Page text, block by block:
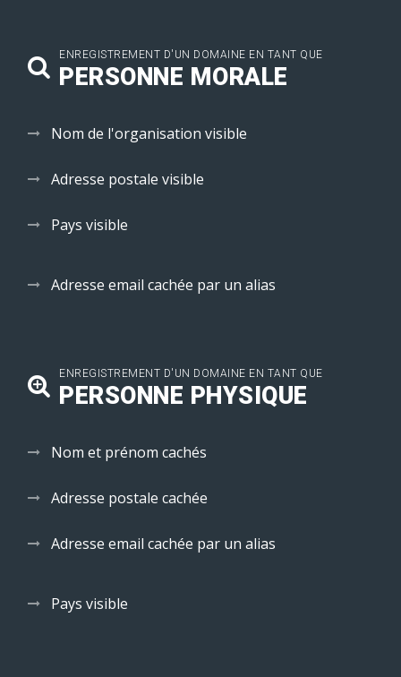
ENREGISTREMENT D'UN DOMAINE EN TANT QUE
PERSONNE MORALE
Nom de l'organisation visible
Adresse postale visible
Pays visible
Adresse email cachée par un alias
ENREGISTREMENT D'UN DOMAINE EN TANT QUE
PERSONNE PHYSIQUE
Nom et prénom cachés
Adresse postale cachée
Adresse email cachée par un alias
Pays visible